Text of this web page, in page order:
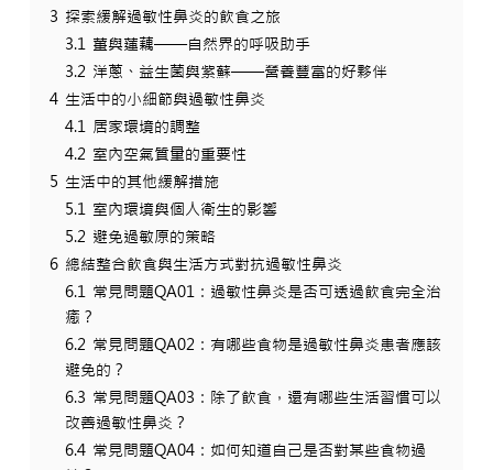
3 探索緩解過敏性鼻炎的飲食之旅
3.1 薑與蓮藕——自然界的呼吸助手
3.2 洋蔥、益生菌與紫蘇——營養豐富的好夥伴
4 生活中的小細節與過敏性鼻炎
4.1 居家環境的調整
4.2 室內空氣質量的重要性
5 生活中的其他緩解措施
5.1 室內環境與個人衛生的影響
5.2 避免過敏原的策略
6 總結整合飲食與生活方式對抗過敏性鼻炎
6.1 常見問題QA01：過敏性鼻炎是否可透過飲食完全治
癒？
6.2 常見問題QA02：有哪些食物是過敏性鼻炎患者應該
避免的？
6.3 常見問題QA03：除了飲食，還有哪些生活習慣可以
改善過敏性鼻炎？
6.4 常見問題QA04：如何知道自己是否對某些食物過